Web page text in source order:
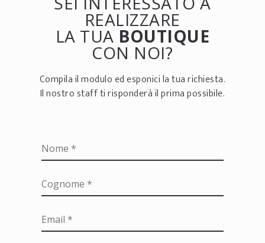
REALIZZARE
LA TUA BOUTIQUE
CON NOI?
Compila il modulo ed esponici la tua richiesta.
Il nostro staff ti risponderà il prima possibile.